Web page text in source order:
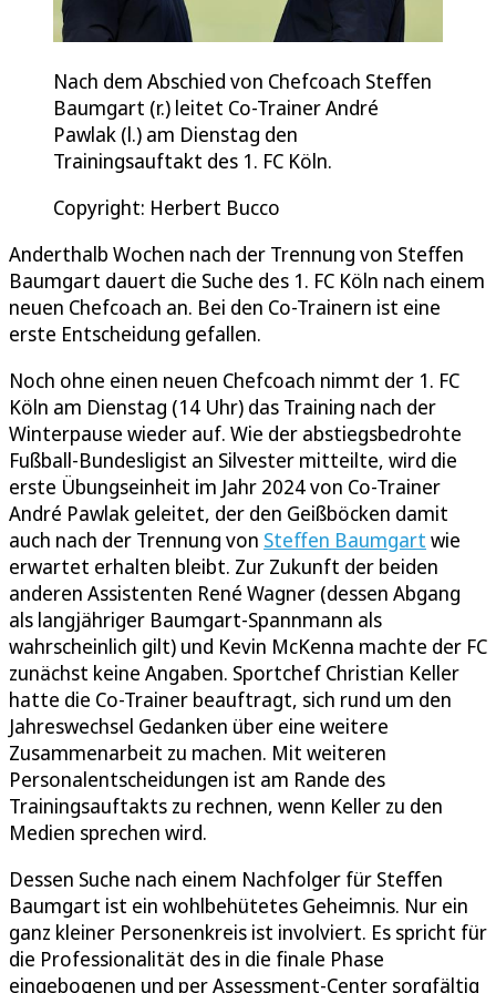
Nach dem Abschied von Chefcoach Steffen
Baumgart (r.) leitet Co-Trainer André
Pawlak (l.) am Dienstag den
Trainingsauftakt des 1. FC Köln.
Copyright: Herbert Bucco
Anderthalb Wochen nach der Trennung von Steffen
Baumgart dauert die Suche des 1. FC Köln nach einem
neuen Chefcoach an. Bei den Co-Trainern ist eine
erste Entscheidung gefallen.
Noch ohne einen neuen Chefcoach nimmt der 1. FC
Köln am Dienstag (14 Uhr) das Training nach der
Winterpause wieder auf. Wie der abstiegsbedrohte
Fußball-Bundesligist an Silvester mitteilte, wird die
erste Übungseinheit im Jahr 2024 von Co-Trainer
André Pawlak geleitet, der den Geißböcken damit
auch nach der Trennung von Steffen Baumgart wie
erwartet erhalten bleibt. Zur Zukunft der beiden
anderen Assistenten René Wagner (dessen Abgang
als langjähriger Baumgart-Spannmann als
wahrscheinlich gilt) und Kevin McKenna machte der FC
zunächst keine Angaben. Sportchef Christian Keller
hatte die Co-Trainer beauftragt, sich rund um den
Jahreswechsel Gedanken über eine weitere
Zusammenarbeit zu machen. Mit weiteren
Personalentscheidungen ist am Rande des
Trainingsauftakts zu rechnen, wenn Keller zu den
Medien sprechen wird.
Dessen Suche nach einem Nachfolger für Steffen
Baumgart ist ein wohlbehütetes Geheimnis. Nur ein
ganz kleiner Personenkreis ist involviert. Es spricht für
die Professionalität des in die finale Phase
eingebogenen und per Assessment-Center sorgfältig